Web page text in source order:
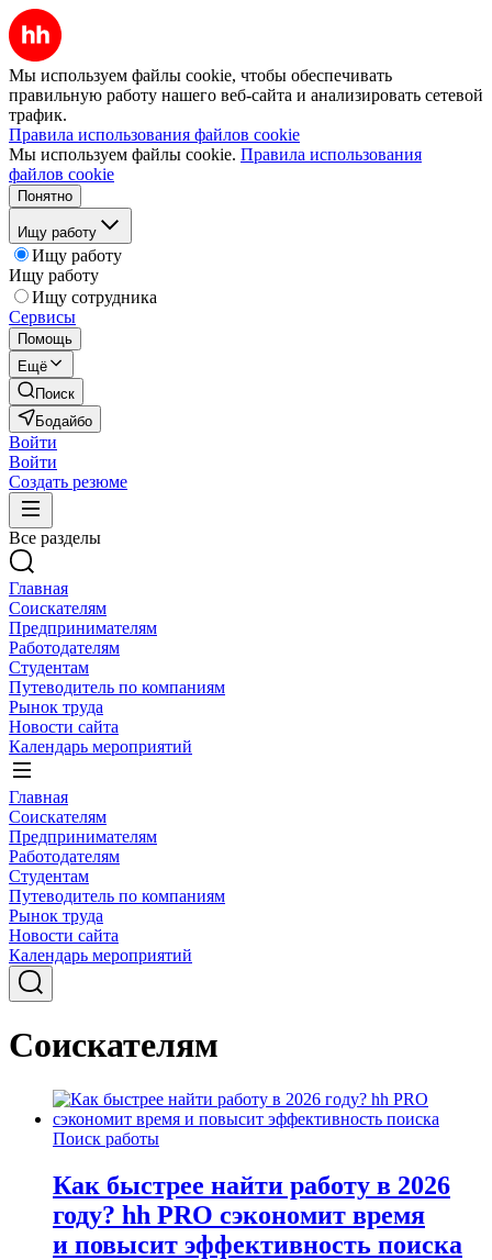
Мы используем файлы cookie, чтобы обеспечивать
правильную работу нашего веб-сайта и анализировать сетевой
трафик.
Правила использования файлов cookie
Мы используем файлы cookie. Правила использования
файлов cookie
Понятно
Ищу работу
Ищу работу
Ищу работу
Ищу сотрудника
Сервисы
Помощь
Ещё
Поиск
Бодайбо
Войти
Войти
Создать резюме
Все разделы
Главная
Соискателям
Предпринимателям
Работодателям
Студентам
Путеводитель по компаниям
Рынок труда
Новости сайта
Календарь мероприятий
Главная
Соискателям
Предпринимателям
Работодателям
Студентам
Путеводитель по компаниям
Рынок труда
Новости сайта
Календарь мероприятий
Соискателям
Поиск работы
Как быстрее найти работу в 2026
году? hh PRO сэкономит время
и повысит эффективность поиска